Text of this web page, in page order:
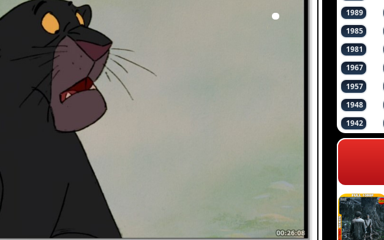
1989
1985
1981
1967
1957
1948
1942